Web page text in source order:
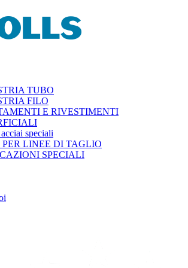
TUBO
FILO
E RIVESTIMENTI
speciali
LINEE DI TAGLIO
SPECIALI